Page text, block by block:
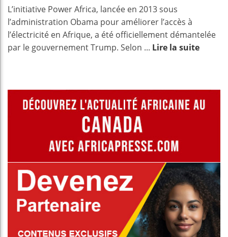
L’initiative Power Africa, lancée en 2013 sous
l’administration Obama pour améliorer l’accès à
l’électricité en Afrique, a été officiellement démantelée
par le gouvernement Trump. Selon ... Lire la suite